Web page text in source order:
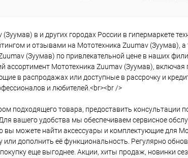
в и других городах России в гипермаркете
и отзывами на Мототехника Zuumav (Зуумав), а
(Зуумав) по привлекательной цене в наших
ассортимент Мототехника Zuumav (Зуумав),
в распродажах или доступные в рассрочку и
и любителей.<br><br />
подходящего товара, предоставить консультации
вашего удобства мы обеспечиваем сервисное
вы можете найти аксессуары и комплектующие для
или дополнить её функциональность. Регулярно
еще выгоднее. Акции, хиты продаж, новинки